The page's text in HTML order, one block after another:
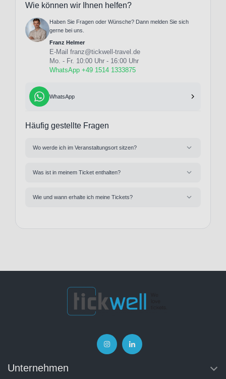
Wie können wir Ihnen helfen?
Haben Sie Fragen oder Wünsche? Dann melden Sie sich
gerne bei uns.
Franz Helmer
E-Mail franz@tickwell-travel.de
Mo. - Fr. 10:00 Uhr - 16:00 Uhr
WhatsApp +49 1514 1333875
WhatsApp
Häufig gestellte Fragen
Wo werde ich im Veranstaltungsort sitzen?
Was ist in meinem Ticket enthalten?
Wie und wann erhalte ich meine Tickets?
Unternehmen